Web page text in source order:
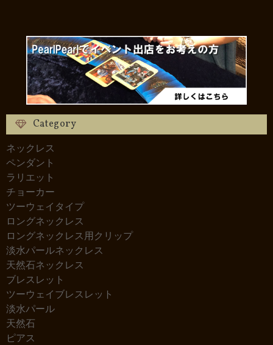
Category
ネックレス
ペンダント
ラリエット
チョーカー
ツーウェイタイプ
ロングネックレス
ロングネックレス用クリップ
淡水パールネックレス
天然石ネックレス
ブレスレット
ツーウェイブレスレット
淡水パール
天然石
ピアス